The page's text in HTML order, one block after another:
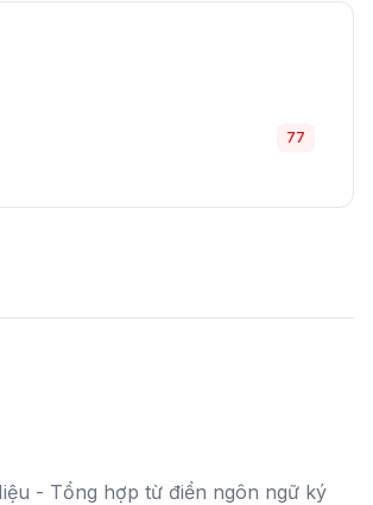
77
- Tổng hợp từ điển ngôn ngữ ký